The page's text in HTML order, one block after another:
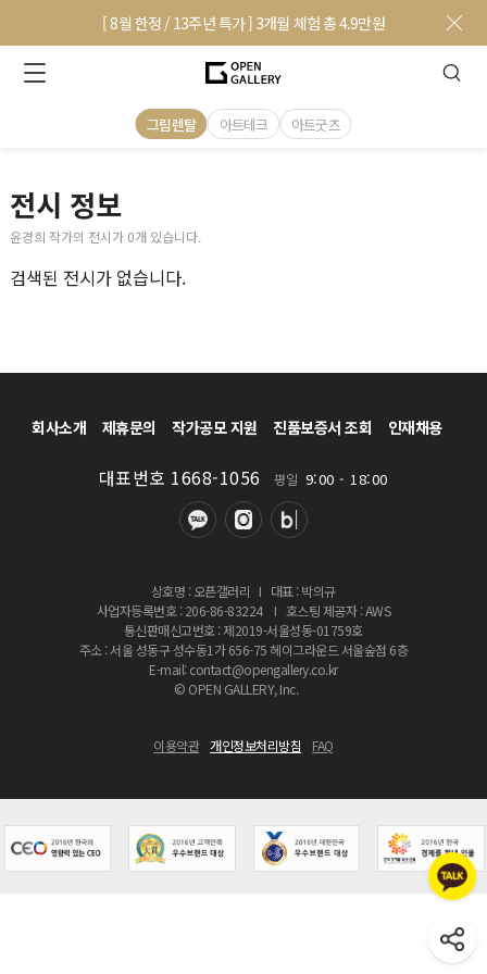
[ 8월 한정 / 13주년 특가 ] 3개월 체험 총 4.9만원
그림렌탈 아트테크 아트굿즈
전시 정보
윤경희 작가의 전시가 0개 있습니다.
검색된 전시가 없습니다.
회사소개 제휴문의 작가공모 지원 진품보증서 조회 인재채용
대표번호 1668-1056 평일 9:00 - 18:00
상호명 : 오픈갤러리 I 대표 : 박의규
사업자등록번호 : 206-86-83224
I 호스팅 제공자 : AWS
통신판매신고번호 : 제2019-서울성동-01759호
주소 : 서울 성동구 성수동1가 656-75 헤이그라운드 서울숲점 6층
E-mail: contact@opengallery.co.kr
© OPEN GALLERY, Inc.
이용약관 개인정보처리방침 FAQ